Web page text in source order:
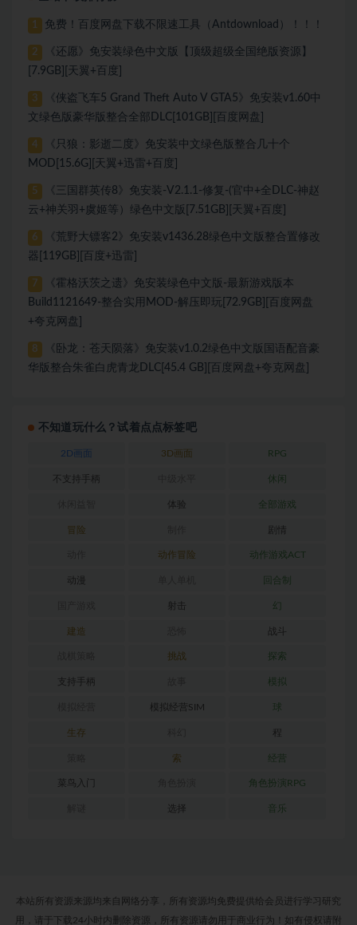
1 免费！百度网盘下载不限速工具（Antdownload）！！！
2
《还愿》免安装绿色中文版【顶级超级全国绝版资源】
[7.9GB][天翼+百度]
3
《侠盗飞车5 Grand Theft Auto V GTA5》免安装v1.60中
文绿色版豪华版整合全部DLC[101GB][百度网盘]
4
《只狼：影逝二度》免安装中文绿色版整合几十个
MOD[15.6G][天翼+迅雷+百度]
5
《三国群英传8》免安装-V2.1.1-修复-(官中+全DLC-神赵
云+神关羽+虞姬等）绿色中文版[7.51GB][天翼+百度]
6
《荒野大镖客2》免安装v1436.28绿色中文版整合置修改
器[119GB][百度+迅雷]
7
《霍格沃茨之遗》免安装绿色中文版-最新游戏版本
Build1121649-整合实用MOD-解压即玩[72.9GB][百度网盘
+夸克网盘]
8
《卧龙：苍天陨落》免安装v1.0.2绿色中文版国语配音豪
华版整合朱雀白虎青龙DLC[45.4 GB][百度网盘+夸克网盘]
不知道玩什么？试着点点标签吧
2D画面 3D画面 RPG
不支持手柄 休闲
体验 全部游戏
冒险 剧情
动作冒险 动作游戏ACT
动漫 回合制
射击 幻
建造 战斗
挑战 探索
支持手柄 模拟
模拟经营SIM 球
生存 程
索 经营
菜鸟入门 角色扮演RPG
选择 音乐
本站所有资源来源均来自网络分享，所有资源均免费提供给会员进行学习研究
用，请于下载24小时内删除资源，所有资源请勿用于商业行为！如有侵权请附